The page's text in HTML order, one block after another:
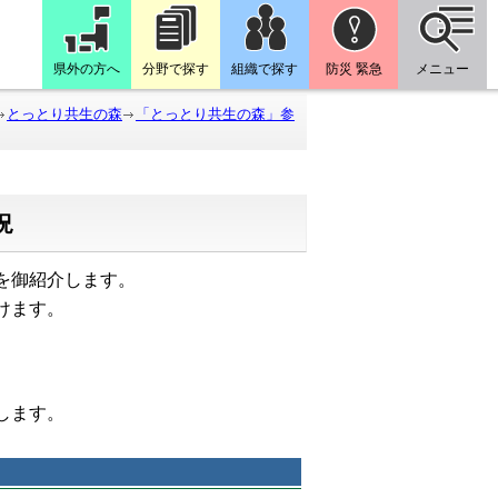
県外の方へ 分野で探す 組織で探す 防災 緊急 メニュー
とっとり共生の森
「とっとり共生の森」参
紹介します。
す。
ます。